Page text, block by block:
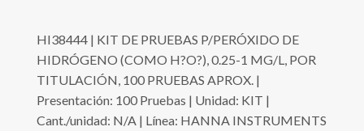
HI38444 | KIT DE PRUEBAS P/PERÓXIDO DE
HIDRÓGENO (COMO H?O?), 0.25-1 MG/L, POR
TITULACIÓN, 100 PRUEBAS APROX. |
Presentación: 100 Pruebas | Unidad: KIT |
Cant./unidad: N/A | Línea: HANNA INSTRUMENTS